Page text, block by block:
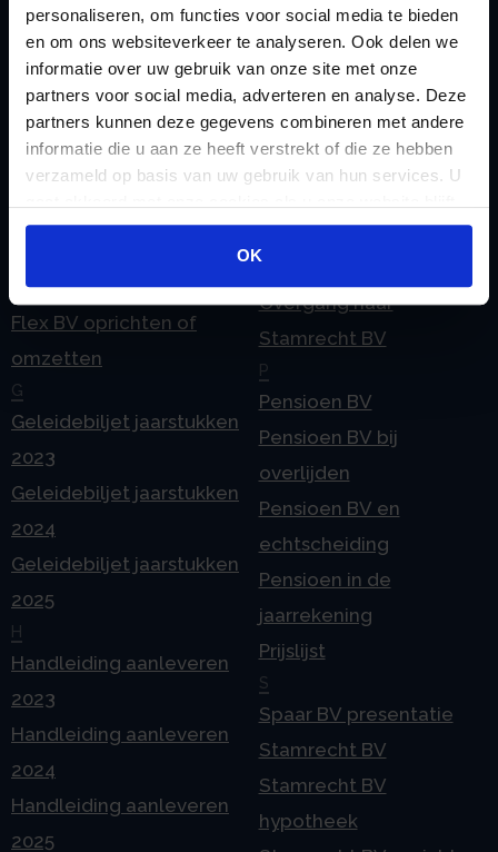
personaliseren, om functies voor social media te bieden
en om ons websiteverkeer te analyseren. Ook delen we
informatie over uw gebruik van onze site met onze
partners voor social media, adverteren en analyse. Deze
partners kunnen deze gegevens combineren met andere
informatie die u aan ze heeft verstrekt of die ze hebben
verzameld op basis van uw gebruik van hun services. U
gebruiken.
OK
Checklist IB 2025 (Word)
Contact
eHerkenning voor uw
Stamrecht BV
Emigratie
Emigratie Pensioen BV
Fiscale waardering
Flex BV oprichten of
omzetten
G
Geleidebiljet jaarstukken
2023
Geleidebiljet jaarstukken
2024
Geleidebiljet jaarstukken
2025
H
Handleiding aanleveren
2023
Handleiding aanleveren
2024
Handleiding aanleveren
2025
Ontbinden Stamrecht
BV
Onzakelijke lening
Stamrecht BV
Oprichten BV door
Overdracht vanuit
banksparen
Overgang naar
Stamrecht BV
P
Pensioen BV
Pensioen BV bij
overlijden
Pensioen BV en
echtscheiding
Pensioen in de
jaarrekening
Prijslijst
S
Spaar BV presentatie
Stamrecht BV
Stamrecht BV
hypotheek